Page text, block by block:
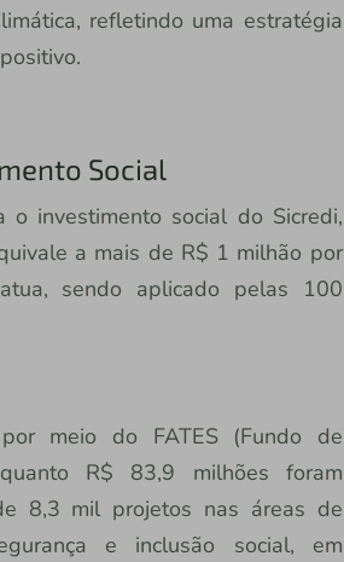
refletindo uma estratégia
Social
investimento social do Sicredi,
a mais de R$ 1 milhão por
sendo aplicado pelas 100
meio do FATES (Fundo de
R$ 83,9 milhões foram
8,3 mil projetos nas áreas de
e inclusão social, em